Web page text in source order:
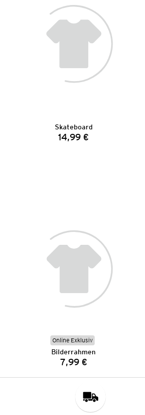
Skateboard
Preis:
14,99 €
Online Exklusiv
Bilderrahmen
Preis:
7,99 €